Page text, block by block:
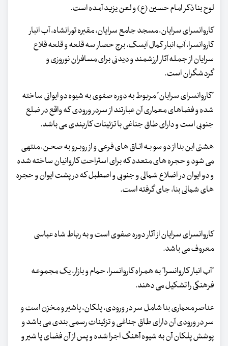
لوح بنا ذکر امام حسین (ع) و لعن یزید آمده است.
کاروانسرای سرایان، مسجد جامع سرایان، مقبره تورانشاه، آب انبار
کاروانسرا، آب انبار کمال آیسک، برج حصار سه قلعه و قلعه قلاع
سرایان از جمله آثار ارزشمند و دیدنی برای مسافران نوروزی و
گردشگران است.
"کاروانسرای سرایان" مربوط به دوره صفوی به شیوه دو ایوانی ساخته
شده و فضاهای معماری آن عبارتند از سردر ورودی که واقع در ضلع
جنوبی است و دارای طاق جناغی با تزئینات کاربندی می باشد.
هشتی این بنا از دو سو بـه اتـاق های فرعی و از روبـرو به صحـن، منتهی
می شود و حجره های متعدد که برای استراحت کاروانیان ساخته شده
و دو ایوان در اضلاع شمالی و جنوبی و اصطبل که در پشت ایوان و حجره
های شمالی بنا، جای گرفته است.
کاروانسرای سرایان از آثار دوره صفوی است و به رباط شاه عباسی
معروف می باشد.
"آب انبار کاروانسرا" به همراه کاروانسرا، حمام و بازار، یک مجموعه
فرهنگی را تشکیل می دهند.
عناصر معماری بنا شامل سر در ورودی، پلکان، پاشیر و مخزن است و
سر در ورودی آن دارای طاق جناغی و تزئینات رسمی بندی می باشد و
پوشش پلکان آن به شیوه آهنگ اجرا شده و پس از آن فضای پا شیر و